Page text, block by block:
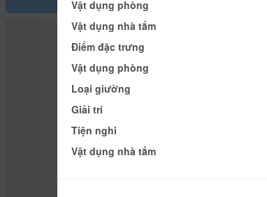
Vật dụng phòng
Vật dụng nhà tắm
Điểm đặc trưng
Vật dụng phòng
Loại giường
Giải trí
Tiện nghi
Vật dụng nhà tắm